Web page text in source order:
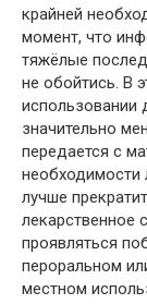
крайней
момент, что
тяжёлые
не обойтись. В
использовании
значительно
передается с
необходимости
лучше
лекарственное
проявляться
пероральном
местном